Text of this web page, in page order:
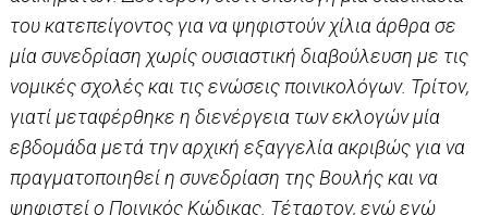
του κατεπείγοντος για να ψηφιστούν χίλια άρθρα σε
μία συνεδρίαση χωρίς ουσιαστική διαβούλευση με τις
νομικές σχολές και τις ενώσεις ποινικολόγων. Τρίτον,
γιατί μεταφέρθηκε η διενέργεια των εκλογών μία
εβδομάδα μετά την αρχική εξαγγελία ακριβώς για να
πραγματοποιηθεί η συνεδρίαση της Βουλής και να
ψηφιστεί ο Ποινικός Κώδικας. Τέταρτον, ενώ εγώ